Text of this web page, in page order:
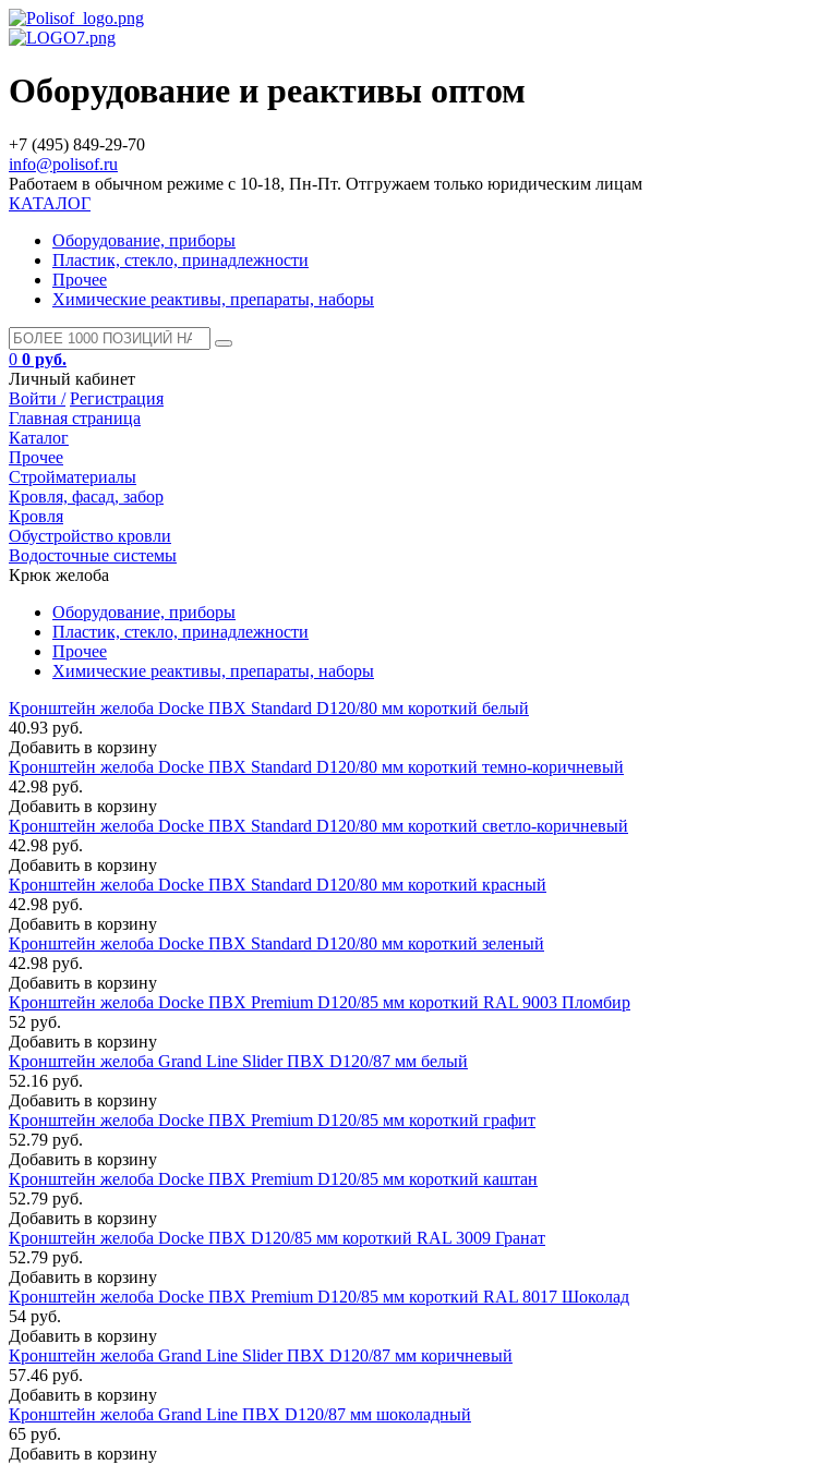
Оборудование и реактивы оптом
+7 (495) 849-29-70
info@polisof.ru
Работаем в обычном режиме с 10-18, Пн-Пт. Отгружаем только юридическим лицам
КАТАЛОГ
Оборудование, приборы
Пластик, стекло, принадлежности
Прочее
Химические реактивы, препараты, наборы
0 0 руб.
Личный кабинет
Войти / Регистрация
Главная страница
Каталог
Прочее
Стройматериалы
Кровля, фасад, забор
Кровля
Обустройство кровли
Водосточные системы
Крюк желоба
Оборудование, приборы
Пластик, стекло, принадлежности
Прочее
Химические реактивы, препараты, наборы
Кронштейн желоба Docke ПВХ Standard D120/80 мм короткий белый
40.93 руб.
Добавить в корзину
Кронштейн желоба Docke ПВХ Standard D120/80 мм короткий темно-коричневый
42.98 руб.
Добавить в корзину
Кронштейн желоба Docke ПВХ Standard D120/80 мм короткий светло-коричневый
42.98 руб.
Добавить в корзину
Кронштейн желоба Docke ПВХ Standard D120/80 мм короткий красный
42.98 руб.
Добавить в корзину
Кронштейн желоба Docke ПВХ Standard D120/80 мм короткий зеленый
42.98 руб.
Добавить в корзину
Кронштейн желоба Docke ПВХ Premium D120/85 мм короткий RAL 9003 Пломбир
52 руб.
Добавить в корзину
Кронштейн желоба Grand Line Slider ПВХ D120/87 мм белый
52.16 руб.
Добавить в корзину
Кронштейн желоба Docke ПВХ Premium D120/85 мм короткий графит
52.79 руб.
Добавить в корзину
Кронштейн желоба Docke ПВХ Premium D120/85 мм короткий каштан
52.79 руб.
Добавить в корзину
Кронштейн желоба Docke ПВХ D120/85 мм короткий RAL 3009 Гранат
52.79 руб.
Добавить в корзину
Кронштейн желоба Docke ПВХ Premium D120/85 мм короткий RAL 8017 Шоколад
54 руб.
Добавить в корзину
Кронштейн желоба Grand Line Slider ПВХ D120/87 мм коричневый
57.46 руб.
Добавить в корзину
Кронштейн желоба Grand Line ПВХ D120/87 мм шоколадный
65 руб.
Добавить в корзину